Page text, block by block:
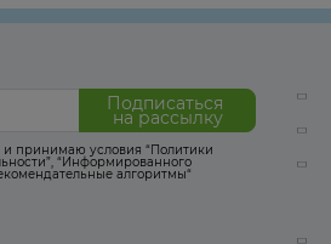
Подписаться
на рассылку
и принимаю условия “Политики
, “Информированного
алгоритмы“